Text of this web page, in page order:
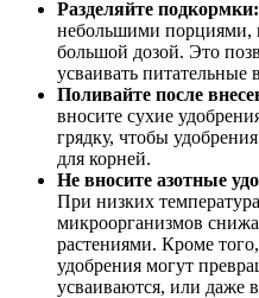
Разделяйте подкормки:
небольшими порциями,
большой дозой. Это
усваивать питательные
Поливайте после
вносите сухие
грядку, чтобы
для корней.
Не вносите азотные
При низких
микроорганизмов
растениями. Кроме
удобрения могут
усваиваются, или даже